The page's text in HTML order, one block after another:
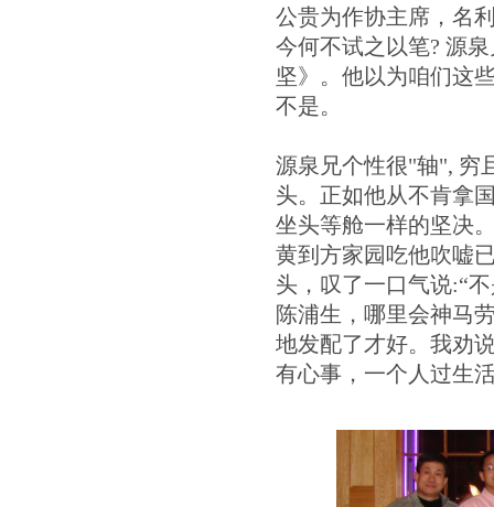
公贵为作协主席，名
今何不试之以笔? 源
坚》。他以为咱们这
不是。
源泉兄个性很"轴", 穷
头。正如他从不肯拿
坐头等舱一样的坚决
黄到方家园吃他吹嘘
头，叹了一口气说:“
陈浦生，哪里会神马
地发配了才好。我劝
有心事，一个人过生